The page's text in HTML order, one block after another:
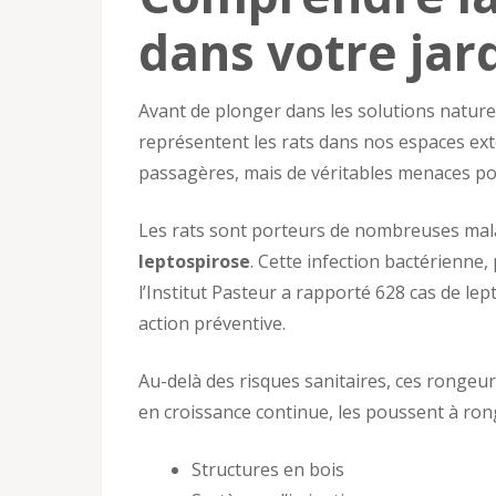
dans votre
Avant de plonger dans les solutions
représentent les rats dans nos espaces
passagères, mais de véritables menaces
Les rats sont porteurs de nombreuses
leptospirose. Cette infection bactérienne,
l’Institut Pasteur a rapporté 628 cas de
action préventive.
Au-delà des risques sanitaires, ces
en croissance continue, les poussent à
Structures en bois